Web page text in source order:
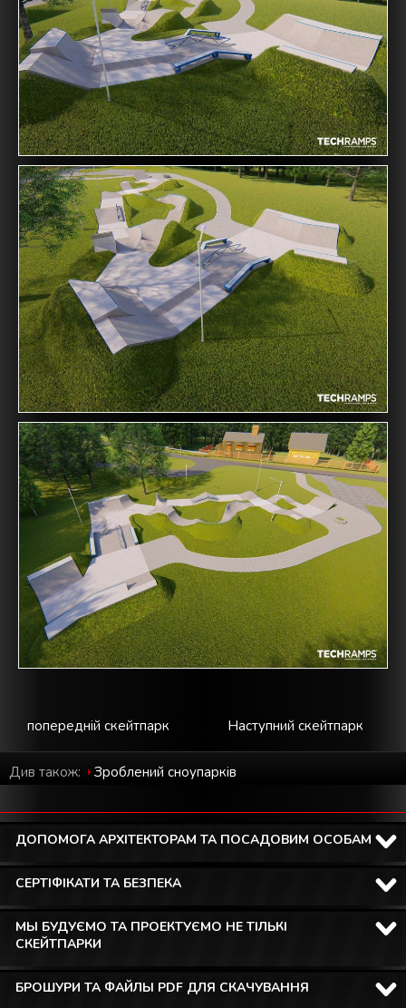
Наступний скейтпарк
попередній скейтпарк
Див також: Зроблений cноупарків
ДОПОМОГА АРХІТЕКТОРАМ ТА ПОСАДОВИМ ОСОБАМ
СЕРТІФІКАТИ ТА БЕЗПЕКА
МЫ БУДУЄМО ТА ПРОЕКТУЄМО НЕ ТІЛЬКІ
СКЕЙТПАРКИ
БРОШУРИ ТА ФАЙЛЫ PDF ДЛЯ СКАЧУВАННЯ